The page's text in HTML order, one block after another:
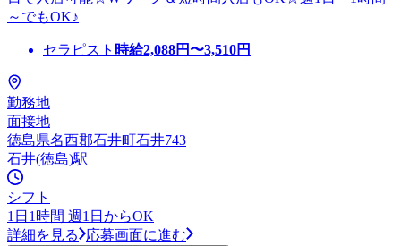
～でもOK♪
セラピスト 時給2,088円〜3,510円
勤務地
面接地
徳島県名西郡石井町石井743
石井(徳島)駅
シフト
1日1時間 週1日からOK
詳細を見る
応募画面に進む